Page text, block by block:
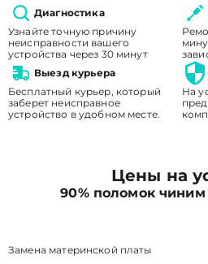
Диагностика
Узнайте точную причину
неисправности вашего
устройства через 30 минут
Выезд курьера
Бесплатный курьер, который
заберет неисправное
устройство в удобном месте.
На
Цены на
90% поломок
Замена материнской платы